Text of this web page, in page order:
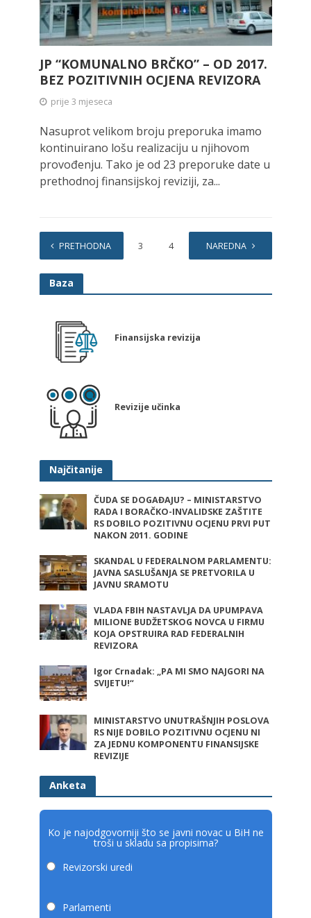
JP “KOMUNALNO BRČKO” – OD 2017.
BEZ POZITIVNIH OCJENA REVIZORA
prije 3 mjeseca
Nasuprot velikom broju preporuka imamo
kontinuirano lošu realizaciju u njihovom
provođenju. Tako je od 23 preporuke date u
prethodnoj finansijskoj reviziji, za...
PRETHODNA
1 2 3 4 131
NAREDNA
Baza
Finansijska revizija
Revizije učinka
Najčitanije
ČUDA SE DOGAĐAJU? – MINISTARSTVO
RADA I BORAČKO-INVALIDSKE ZAŠTITE
RS DOBILO POZITIVNU OCJENU PRVI PUT
NAKON 2011. GODINE
SKANDAL U FEDERALNOM PARLAMENTU:
JAVNA SASLUŠANJA SE PRETVORILA U
JAVNU SRAMOTU
VLADA FBIH NASTAVLJA DA UPUMPAVA
MILIONE BUDŽETSKOG NOVCA U FIRMU
KOJA OPSTRUIRA RAD FEDERALNIH
REVIZORA
Igor Crnadak: „PA MI SMO NAJGORI NA
SVIJETU!“
MINISTARSTVO UNUTRAŠNJIH POSLOVA
RS NIJE DOBILO POZITIVNU OCJENU NI
ZA JEDNU KOMPONENTU FINANSIJSKE
REVIZIJE
Anketa
Ko je najodgovorniji što se javni novac u BiH ne
troši u skladu sa propisima?
Revizorski uredi
Parlamenti